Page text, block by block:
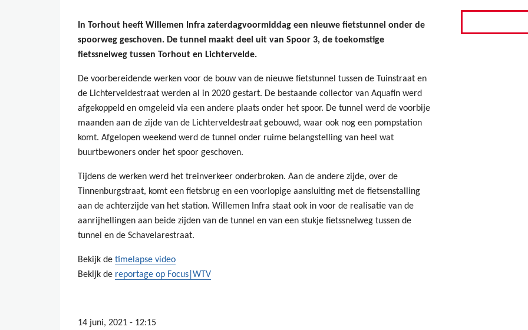
In Torhout heeft Willemen Infra zaterdagvoormiddag een nieuwe fietstunnel onder de
spoorweg geschoven. De tunnel maakt deel uit van Spoor 3, de toekomstige
fietssnelweg tussen Torhout en Lichtervelde.
De voorbereidende werken voor de bouw van de nieuwe fietstunnel tussen de Tuinstraat en
de Lichterveldestraat werden al in 2020 gestart. De bestaande collector van Aquafin werd
afgekoppeld en omgeleid via een andere plaats onder het spoor. De tunnel werd de voorbije
maanden aan de zijde van de Lichterveldestraat gebouwd, waar ook nog een pompstation
komt. Afgelopen weekend werd de tunnel onder ruime belangstelling van heel wat
buurtbewoners onder het spoor geschoven.
Tijdens de werken werd het treinverkeer onderbroken. Aan de andere zijde, over de
Tinnenburgstraat, komt een fietsbrug en een voorlopige aansluiting met de fietsenstalling
aan de achterzijde van het station. Willemen Infra staat ook in voor de realisatie van de
aanrijhellingen aan beide zijden van de tunnel en van een stukje fietssnelweg tussen de
tunnel en de Schavelarestraat.
Bekijk de timelapse video
Bekijk de reportage op Focus|WTV
14 juni, 2021 - 12:15